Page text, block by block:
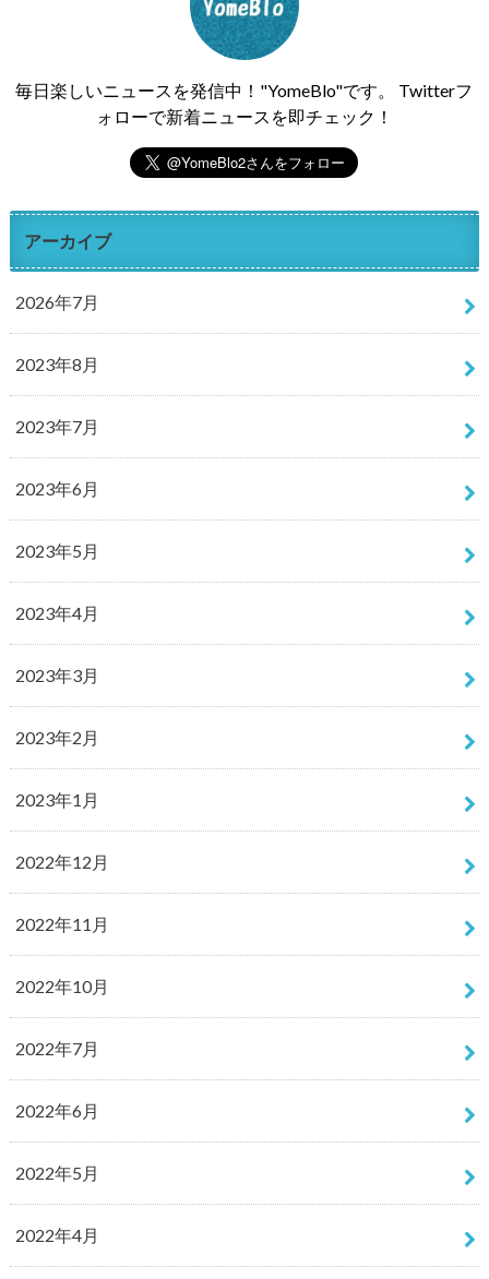
毎日楽しいニュースを発信中！"YomeBlo"です。 Twitterフ
ォローで新着ニュースを即チェック！
アーカイブ
2026年7月
2023年8月
2023年7月
2023年6月
2023年5月
2023年4月
2023年3月
2023年2月
2023年1月
2022年12月
2022年11月
2022年10月
2022年7月
2022年6月
2022年5月
2022年4月